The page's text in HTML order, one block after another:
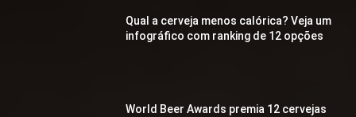
Qual a cerveja menos calórica? Veja um
infográfico com ranking de 12 opções
World Beer Awards premia 12 cervejas